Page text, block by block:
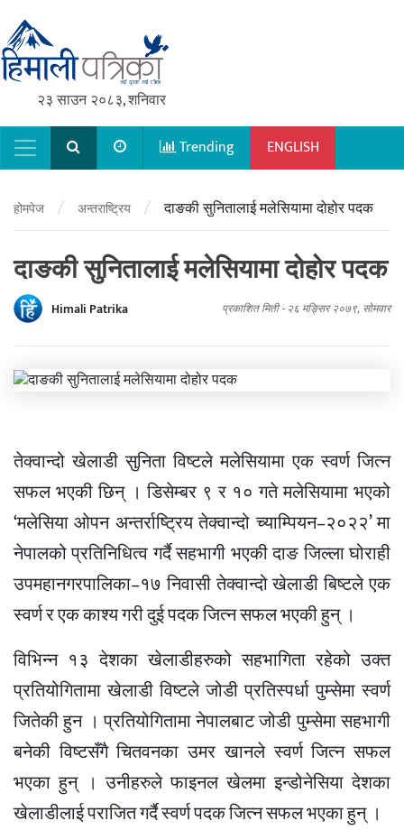
२३ साउन २०८३, शनिवार
Main NavigationTrending ENGLISH
होमपेज / अन्तराष्ट्रिय / दाङकी सुनितालाई मलेसियामा दोहोर पदक
दाङकी सुनितालाई मलेसियामा दोहोर पदक
Himali Patrika प्रकाशित मिती - २६ मङ्सिर २०७९, सोमवार
तेक्वान्दो खेलाडी सुनिता विष्टले मलेसियामा एक स्वर्ण जित्न
सफल भएकी छिन् । डिसेम्बर ९ र १० गते मलेसियामा भएको
‘मलेसिया ओपन अन्तर्राष्ट्रिय तेक्वान्दो च्याम्पियन–२०२२’ मा
नेपालको प्रतिनिधित्व गर्दै सहभागी भएकी दाङ जिल्ला घोराही
उपमहानगरपालिका–१७ निवासी तेक्वान्दो खेलाडी बिष्टले एक
स्वर्ण र एक काश्य गरी दुई पदक जित्न सफल भएकी हुन् ।
विभिन्न १३ देशका खेलाडीहरुको सहभागिता रहेको उक्त
प्रतियोगितामा खेलाडी विष्टले जोडी प्रतिस्पर्धा पुम्सेमा स्वर्ण
जितेकी हुन । प्रतियोगितामा नेपालबाट जोडी पुम्सेमा सहभागी
बनेकी विष्टसँगै चितवनका उमर खानले स्वर्ण जित्न सफल
भएका हुन् । उनीहरुले फाइनल खेलमा इन्डोनेसिया देशका
खेलाडीलाई पराजित गर्दै स्वर्ण पदक जित्न सफल भएका हुन् ।